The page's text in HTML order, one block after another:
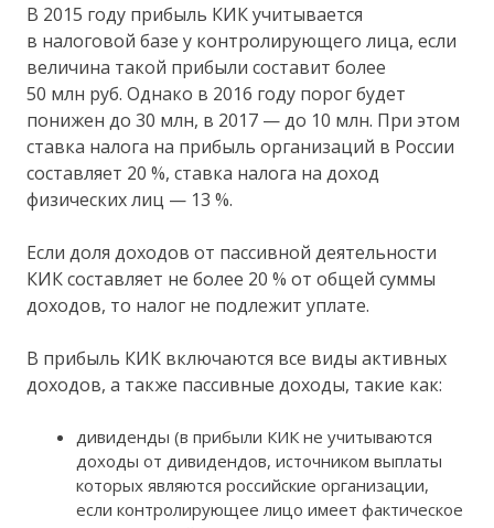
В 2015 году прибыль КИК учитывается
в налоговой базе у контролирующего лица, если
величина такой прибыли составит более
50 млн руб. Однако в 2016 году порог будет
понижен до 30 млн, в 2017 — до 10 млн. При этом
ставка налога на прибыль организаций в России
составляет 20 %, ставка налога на доход
физических лиц — 13 %.
Если доля доходов от пассивной деятельности
КИК составляет не более 20 % от общей суммы
доходов, то налог не подлежит уплате.
В прибыль КИК включаются все виды активных
доходов, а также пассивные доходы, такие как:
дивиденды (в прибыли КИК не учитываются
доходы от дивидендов, источником выплаты
которых являются российские организации,
если контролирующее лицо имеет фактическое